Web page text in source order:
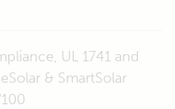
UL 1741 and
& SmartSolar